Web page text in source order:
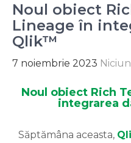
Noul obiect
Lineage în
Qlik™
7 noiembrie 2023
Noul obiect Rich
integrarea
Săptămâna aceasta,